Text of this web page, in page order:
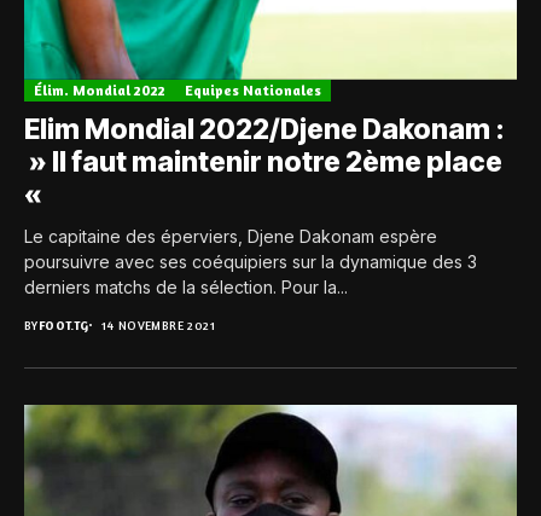
Élim. Mondial 2022 Equipes Nationales
Elim Mondial 2022/Djene Dakonam :
» Il faut maintenir notre 2ème place
«
Le capitaine des éperviers, Djene Dakonam espère
poursuivre avec ses coéquipiers sur la dynamique des 3
derniers matchs de la sélection. Pour la...
BYFOOT.TG 14 NOVEMBRE 2021